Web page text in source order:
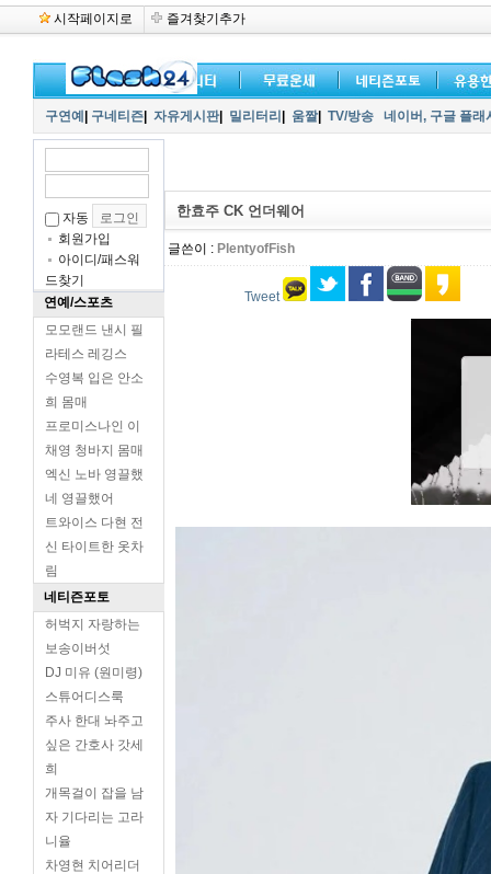
시작페이지로 즐겨찾기추가
구연예 구네티즌 자유게시판| 밀리터리 움짤| TV/방송 네이버, 구글 플
자동
회원가입
아이디/패스워
드찾기
연예/스포츠
모모랜드 낸시 필
라테스 레깅스
수영복 입은 안소
희 몸매
프로미스나인 이
채영 청바지 몸매
엑신 노바 영끌했
네 영끌했어
트와이스 다현 전
신 타이트한 옷차
림
네티즌포토
허벅지 자랑하는
보송이버섯
DJ 미유 (원미령)
스튜어디스룩
주사 한대 놔주고
싶은 간호사 갓세
희
개목걸이 잡을 남
자 기다리는 고라
니율
차영현 치어리더
한효주 CK 언더웨어
글쓴이 : PlentyofFish
Tweet